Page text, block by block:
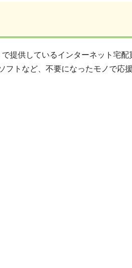
提供しているインターネット宅配
トなど、不要になったモノで応